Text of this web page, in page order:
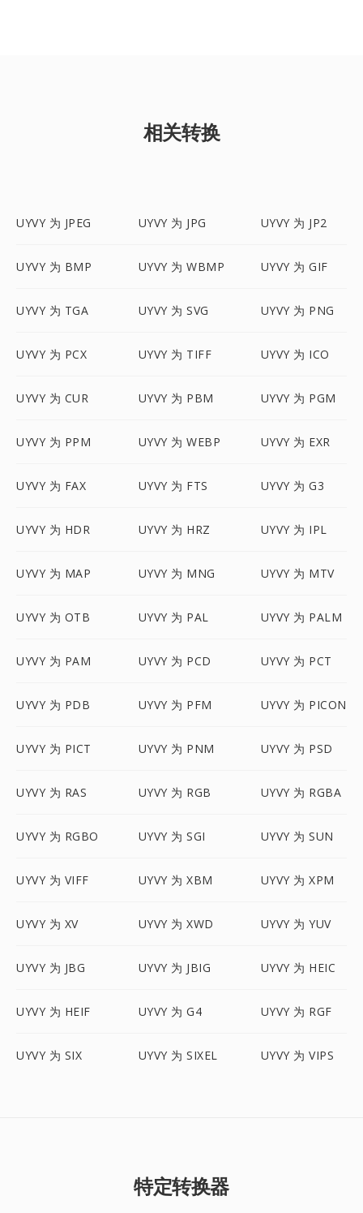
相关转换
UYVY 为 JPEG UYVY 为 JPG UYVY 为 JP2
UYVY 为 BMP UYVY 为 WBMP UYVY 为 GIF
UYVY 为 TGA UYVY 为 SVG UYVY 为 PNG
UYVY 为 PCX UYVY 为 TIFF UYVY 为 ICO
UYVY 为 CUR UYVY 为 PBM UYVY 为 PGM
UYVY 为 PPM UYVY 为 WEBP UYVY 为 EXR
UYVY 为 FAX UYVY 为 FTS UYVY 为 G3
UYVY 为 HDR UYVY 为 HRZ UYVY 为 IPL
UYVY 为 MAP UYVY 为 MNG UYVY 为 MTV
UYVY 为 OTB UYVY 为 PAL UYVY 为 PALM
UYVY 为 PAM UYVY 为 PCD UYVY 为 PCT
UYVY 为 PDB UYVY 为 PFM UYVY 为 PICON
UYVY 为 PICT UYVY 为 PNM UYVY 为 PSD
UYVY 为 RAS UYVY 为 RGB UYVY 为 RGBA
UYVY 为 RGBO UYVY 为 SGI UYVY 为 SUN
UYVY 为 VIFF UYVY 为 XBM UYVY 为 XPM
UYVY 为 XV UYVY 为 XWD UYVY 为 YUV
UYVY 为 JBG UYVY 为 JBIG UYVY 为 HEIC
UYVY 为 HEIF UYVY 为 G4 UYVY 为 RGF
UYVY 为 SIX UYVY 为 SIXEL UYVY 为 VIPS
特定转换器